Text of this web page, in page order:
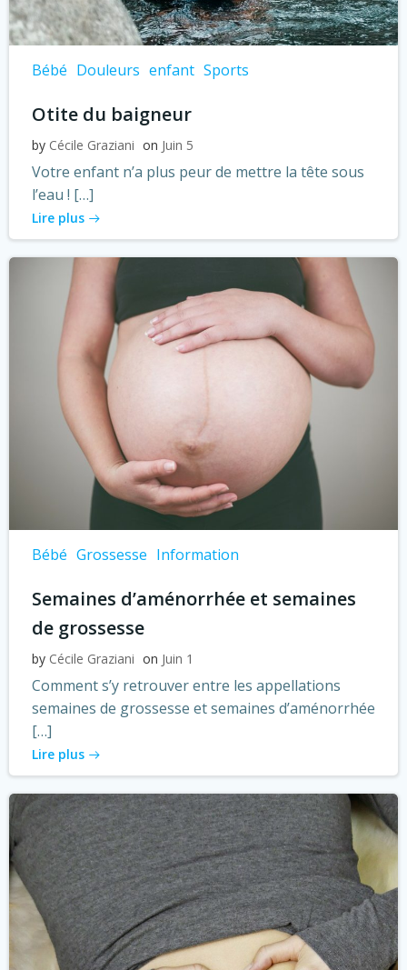
Bébé Douleurs enfant Sports
Otite du baigneur
by Cécile Graziani on Juin 5
Votre enfant n’a plus peur de mettre la tête sous
l’eau ! […]
Lire plus
Bébé Grossesse Information
Semaines d’aménorrhée et semaines
de grossesse
by Cécile Graziani on Juin 1
Comment s’y retrouver entre les appellations
semaines de grossesse et semaines d’aménorrhée
[…]
Lire plus